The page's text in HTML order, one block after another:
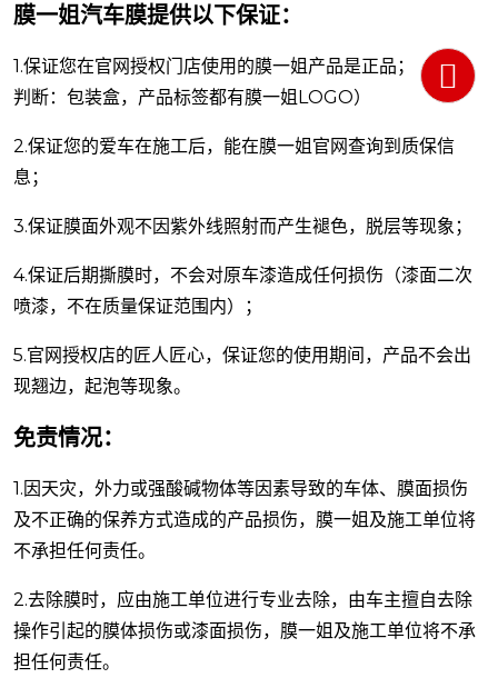
膜一姐汽车膜提供以下保证：
1.保证您在官网授权门店使用的膜一姐产品是正品；（正品
判断：包装盒，产品标签都有膜一姐LOGO）
2.保证您的爱车在施工后，能在膜一姐官网查询到质保信
息；
3.保证膜面外观不因紫外线照射而产生褪色，脱层等现象；
4.保证后期撕膜时，不会对原车漆造成任何损伤（漆面二次
喷漆，不在质量保证范围内）；
5.官网授权店的匠人匠心，保证您的使用期间，产品不会出
现翘边，起泡等现象。
免责情况：
1.因天灾，外力或强酸碱物体等因素导致的车体、膜面损伤
及不正确的保养方式造成的产品损伤，膜一姐及施工单位将
不承担任何责任。
2.去除膜时，应由施工单位进行专业去除，由车主擅自去除
操作引起的膜体损伤或漆面损伤，膜一姐及施工单位将不承
担任何责任。